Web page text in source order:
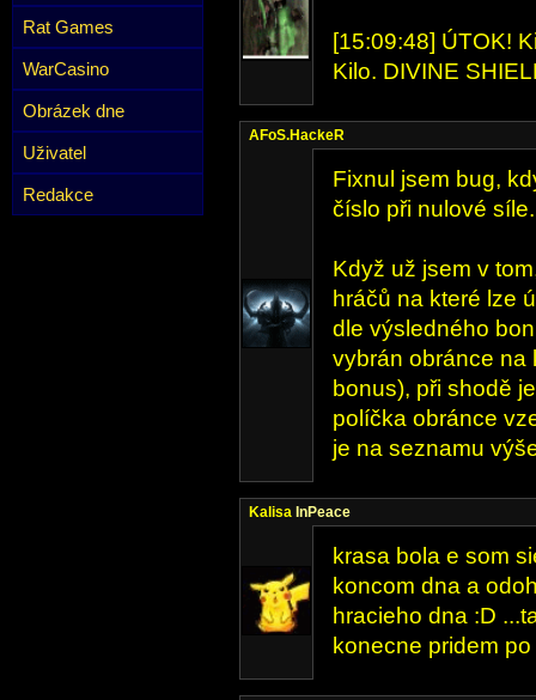
Rat Games
WarCasino
Obrázek dne
Uživatel
Redakce
[15:09:48] ÚTOK!
Kilo. DIVINE
AFoS.HackeR
Fixnul jsem bug,
číslo při nulové
Když už jsem v
hráčů na které lze
dle výsledného
vybrán obránce na
bonus), při shodě
políčka obránce
je na seznamu
Kalisa InPeace
krasa bola e som
koncom dna a
hracieho dna :D
konecne pridem